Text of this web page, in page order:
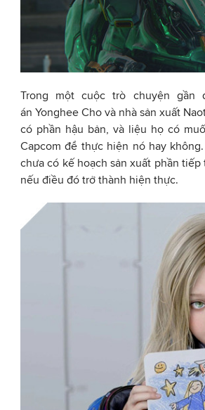
Trong một cuộc trò chuyện gần
án Yonghee Cho và nhà sản xuất
có phần hậu bản, và liệu họ có
Capcom để thực hiện nó hay
chưa có kế hoạch sản xuất phần tiếp
nếu điều đó trở thành hiện thực.